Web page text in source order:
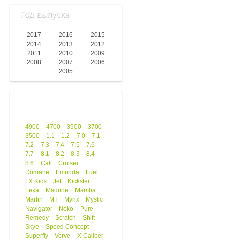
Год выпуска
2017 2016
2015
2014
2013
2012
2011
2010
2009
2008
2007
2006
2005
4900 4700 3900
3700
3500
1.1 1.2 7.0
7.1
7.2
7.3 7.4 7.5
7.6
7.7
8.1 8.2 8.3
8.4
8.6
Cali
Cruiser
Domane
Emonda
Fuel
FX Kids
Jet
Kickster
Lexa
Madone
Mamba
Marlin
MT Mynx
Mystic
Navigator
Neko
Pure
Remedy
Scratch
Shift
Skye
Speed Concept
Superfly
Verve X-Caliber